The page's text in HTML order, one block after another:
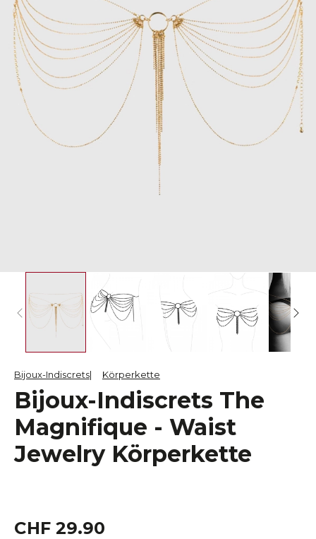
Bijoux-Indiscrets Körperkette
Bijoux-Indiscrets The
Magnifique - Waist
Jewelry Körperkette
CHF 29.90